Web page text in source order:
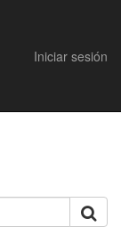
Iniciar sesión